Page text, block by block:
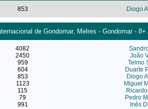
853 Diogo
de Gondomar, Melres - Gondomar -
4082
2450
959
604
853
1123
115
79
991
João
Telmo
Duarte
Diogo
Miguel
Pedro
Inês